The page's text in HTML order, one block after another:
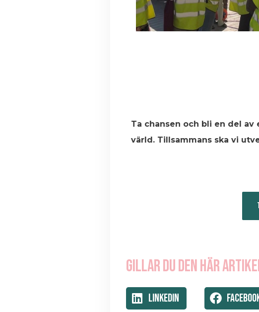
Ta chansen och bli en del
värld. Tillsammans ska vi
Gillar du den här
LinkedIn